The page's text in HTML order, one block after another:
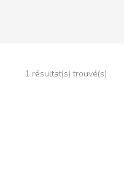
1 résultat(s) trouvé(s)